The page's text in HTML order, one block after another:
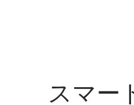
スマー